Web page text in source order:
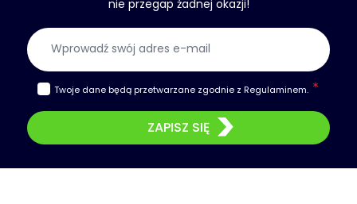
nie przegap żadnej okazji!
Twoje dane będą przetwarzane zgodnie z Regulaminem.
ZAPISZ SIĘ